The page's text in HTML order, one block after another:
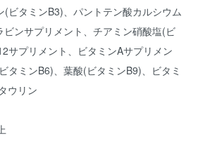
(ビタミンB3)、パントテン酸カルシウム
ンサプリメント、チアミン硝酸塩(ビ
サプリメント、ビタミンAサプリメン
タミンB6)、葉酸(ビタミンB9)、ビタミ
ウリン